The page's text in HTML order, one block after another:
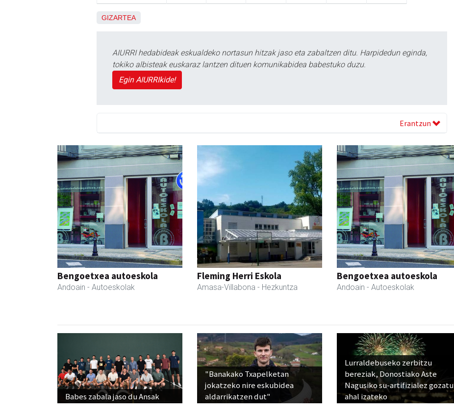
GIZARTEA
AIURRI hedabideak eskualdeko nortasun hitzak jaso eta zabaltzen ditu. Harpidedun eginda,
tokiko albisteak euskaraz lantzen dituen komunikabidea babestuko duzu.
Egin AIURRIkide!
Erantzun
Bengoetxea autoeskola
Andoain - Autoeskolak
Fleming Herri Eskola
Amasa-Villabona - Hezkuntza
Bengoetxea autoeskola
Andoain - Autoeskolak
Babes zabala jaso du Ansak
"Banakako Txapelketan
jokatzeko nire eskubidea
aldarrikatzen dut"
Lurraldebuseko zerbitzu
bereziak, Donostiako Aste
Nagusiko su-artifizialez gozatu
ahal izateko